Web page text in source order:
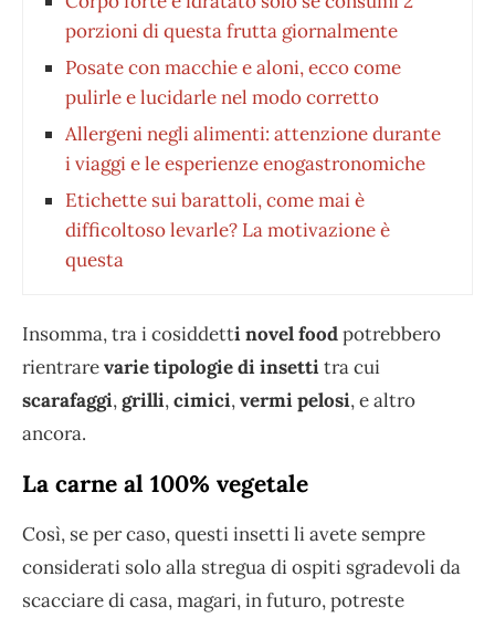
porzioni di questa frutta giornalmente
Posate con macchie e aloni, ecco come
pulirle e lucidarle nel modo corretto
Allergeni negli alimenti: attenzione durante
i viaggi e le esperienze enogastronomiche
Etichette sui barattoli, come mai è
difficoltoso levarle? La motivazione è
questa
Insomma, tra i cosiddetti novel foodpotrebbero
rientrarevarie tipologie di insettitra cui
scarafaggi,grilli,cimici,vermi pelosi, e altro
ancora.
La carne al 100% vegetale
Così, se per caso, questi insetti li avete sempre
considerati solo alla stregua di ospiti sgradevoli da
scacciare di casa, magari, in futuro, potreste